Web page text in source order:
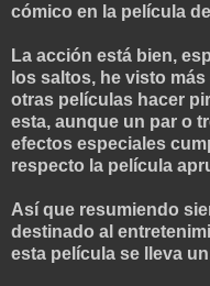
cómico en la película
La acción está bien,
los saltos, he visto
otras películas hacer
esta, aunque un par o
efectos especiales
respecto la película
Así que resumiendo
destinado al
esta película se lleva